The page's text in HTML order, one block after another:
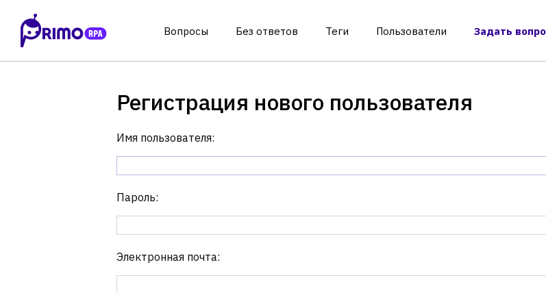
Вопросы Без ответов Теги Пользователи Задать
Регистрация нового пользователя
Имя пользователя:
Пароль:
Электронная почта: